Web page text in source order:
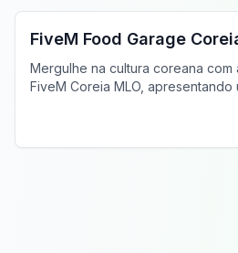
FiveM Food Garage
Mergulhe na cultura coreana com
FiveM Coreia MLO, apresentando